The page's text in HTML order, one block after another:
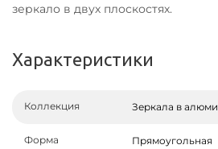
зеркало в двух плоскостях.
Характеристики
Коллекция Зеркала в
Форма Прямоугольная